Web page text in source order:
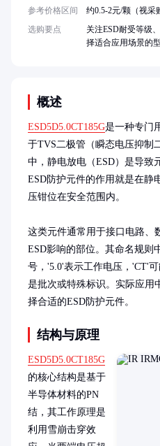
概述
ESD5D5.0CT185G是一种专门
于TVS二极管（瞬态电压抑制
中，静电放电（ESD）是导致
ESD防护元件的作用就是在静
压钳位在安全范围内。
这类元件通常用于接口电路、
ESD影响的部位。其命名规则
号，'5.0'表示工作电压，'CT'
是批次或特殊标识。实际应用
择合适的ESD防护元件。
结构与原理
ESD5D5.0CT185G
的核心结构是基于
半导体材料的PN
结，其工作原理是
利用雪崩击穿效
参考价格区间
约0.5-2元/颗（视采
选购要点
关注ESD耐受等级
择适合应用场景的型